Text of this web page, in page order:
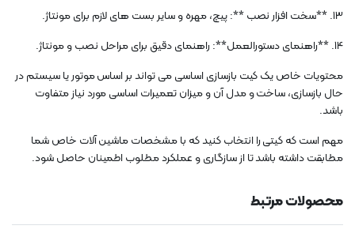
13. **سخت افزار نصب **: پیچ، مهره و سایر بست های لازم برای مونتاژ.
14. **راهنمای دستورالعمل**: راهنمای دقیق برای مراحل نصب و مونتاژ.
محتویات خاص یک کیت بازسازی اساسی می تواند بر اساس موتور یا سیستم در
حال بازسازی، ساخت و مدل آن و میزان تعمیرات اساسی مورد نیاز متفاوت
باشد.
مهم است که کیتی را انتخاب کنید که با مشخصات ماشین آلات خاص شما
مطابقت داشته باشد تا از سازگاری و عملکرد مطلوب اطمینان حاصل شود.
محصولات مرتبط